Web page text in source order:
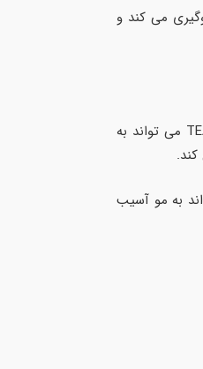
می کند و
مسلما برای مخلوط و نگهداری یک ماده روغنی و یک ترکیب غیر روغنی به یک ماده ی سومی به نام تثبیت کنند یا امولسیفایر احتیاج داریم. TEA می تواند به
به مو آسیب